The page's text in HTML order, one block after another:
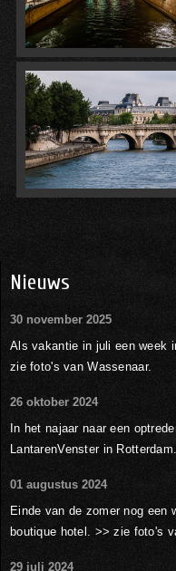
Nieuws
30 november 2025
Als vakantie in juli een week
zie foto's van Wassenaar.
26 oktober 2024
In het najaar naar een
LantarenVenster in Rotterdam.
01 augustus 2024
Einde van de zomer nog een
boutique hotel. >> zie foto's
29 juli 2024